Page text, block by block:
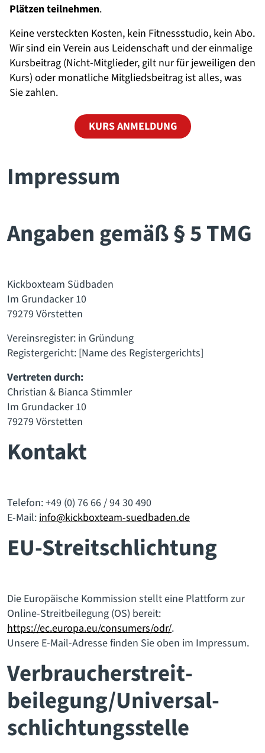
Plätzen teilnehmen.
Keine versteckten Kosten, kein Fitnessstudio, kein Abo.
Wir sind ein Verein aus Leidenschaft und der einmalige
Kursbeitrag (Nicht-Mitglieder, gilt nur für jeweiligen den
Kurs) oder monatliche Mitgliedsbeitrag ist alles, was
Sie zahlen.
KURS ANMELDUNG
Impressum
Angaben gemäß § 5 TMG
Kickboxteam Südbaden
Im Grundacker 10
79279 Vörstetten
Vereinsregister: in Gründung
Registergericht: [Name des Registergerichts]
Vertreten durch:
Christian & Bianca Stimmler
Im Grundacker 10
79279 Vörstetten
Kontakt
Telefon: +49 (0) 76 66 / 94 30 490
E-Mail:info@kickboxteam-suedbaden.de
EU-Streitschlichtung
Die Europäische Kommission stellt eine Plattform zur
Online-Streitbeilegung (OS) bereit:
https://ec.europa.eu/consumers/odr/.
Unsere E-Mail-Adresse finden Sie oben im Impressum.
Verbraucher­streit­
beilegung/Universal­
schlichtungs­stelle